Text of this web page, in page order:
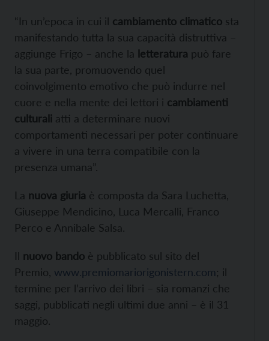
“In un’epoca in cui il cambiamento climatico sta
manifestando tutta la sua capacità distruttiva –
aggiunge Frigo – anche la letteratura può fare
la sua parte, promuovendo quel
coinvolgimento emotivo che può indurre nel
cuore e nella mente dei lettori i cambiamenti
culturali atti a determinare nuovi
comportamenti necessari per poter continuare
a vivere in una terra compatibile con la
presenza umana”.
La nuova giuria è composta da Sara Luchetta,
Giuseppe Mendicino, Luca Mercalli, Franco
Perco e Annibale Salsa.
Il nuovo bando è pubblicato sul sito del
Premio, www.premiomariorigonistern.com; il
termine per l’arrivo dei libri – sia romanzi che
saggi, pubblicati negli ultimi due anni – è il 31
maggio.